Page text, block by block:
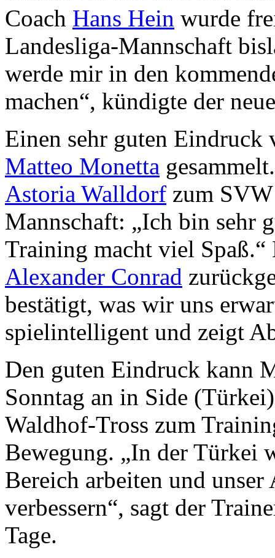
Coach Hans Hein wurde
Landesliga-Mannschaft
werde mir in den
machen“, kündigte der
Einen sehr guten Eindruck
Matteo Monetta
Astoria Walldorf zum
Mannschaft: „Ich bin sehr
Training macht viel
Alexander Conrad
bestätigt, was wir uns
spielintelligent und zeigt
Den guten Eindruck kann
Sonntag an in Side
Waldhof-Tross zum
Bewegung. „In der Türkei
Bereich arbeiten und
verbessern“, sagt der
Tage.